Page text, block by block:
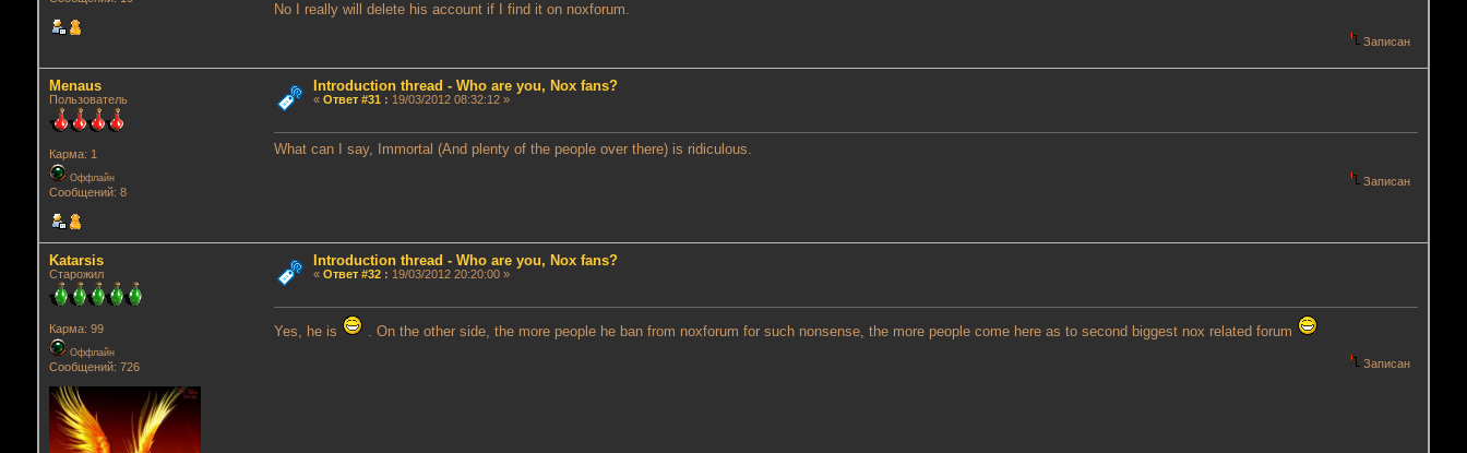
No I really will delete his account if I find it on noxforum.
Записан
Menaus
Пользователь
Карма: 1
Оффлайн
Сообщений: 8
Introduction thread - Who are you, Nox fans?
« Ответ #31 : 19/03/2012 08:32:12 »
What can I say, Immortal (And plenty of the people over there) is ridiculous.
Записан
Katarsis
Старожил
Карма: 99
Оффлайн
Сообщений: 726
Introduction thread - Who are you, Nox fans?
« Ответ #32: 19/03/2012 20:20:00 »
Yes, he is . On the other side, the more people he ban from noxforum for such nonsense, the more people come here as to second biggest nox related forum
Записан